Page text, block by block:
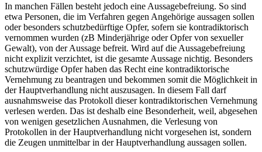
In manchen Fällen besteht jedoch eine Aussagebefreiung. So sind
etwa Personen, die im Verfahren gegen Angehörige aussagen sollen
oder besonders schutzbedürftige Opfer, sofern sie kontradiktorisch
vernommen wurden (zB Minderjährige oder Opfer von sexueller
Gewalt), von der Aussage befreit. Wird auf die Aussagebefreiung
nicht explizit verzichtet, ist die gesamte Aussage nichtig. Besonders
schutzwürdige Opfer haben das Recht eine kontradiktorische
Vernehmung zu beantragen und bekommen somit die Möglichkeit in
der Hauptverhandlung nicht auszusagen. In diesem Fall darf
ausnahmsweise das Protokoll dieser kontradiktorischen Vernehmung
verlesen werden. Das ist deshalb eine Besonderheit, weil, abgesehen
von wenigen gesetzlichen Ausnahmen, die Verlesung von
Protokollen in der Hauptverhandlung nicht vorgesehen ist, sondern
die Zeugen unmittelbar in der Hauptverhandlung aussagen sollen.